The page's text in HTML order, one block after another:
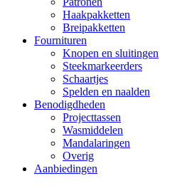
Haakpakketten
Breipakketten
Fournituren
Knopen en sluitingen
Steekmarkeerders
Schaartjes
Spelden en naalden
Benodigdheden
Projecttassen
Wasmiddelen
Mandalaringen
Overig
Aanbiedingen